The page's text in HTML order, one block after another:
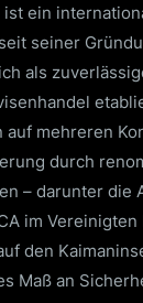
ist ein
seiner
als
auf mehreren
durch
– darunter die
im Vereinigten
den
Maß an